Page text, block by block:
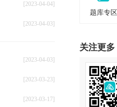
[2023-04-04]
[2023-04-03]
[2023-04-03]
[2023-03-23]
[2023-03-17]
题库专区
关注更多